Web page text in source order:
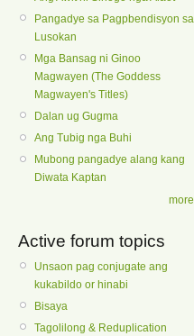
Pangadye sa Pagpbendisyon sa
Lusokan
Mga Bansag ni Ginoo
Magwayen (The Goddess
Magwayen's Titles)
Dalan ug Gugma
Ang Tubig nga Buhi
Mubong pangadye alang kang
Diwata Kaptan
more
Active forum topics
Unsaon pag conjugate ang
kukabildo or hinabi
Bisaya
Tagolilong & Reduplication